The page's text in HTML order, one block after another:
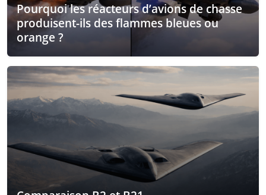
Pourquoi les réacteurs d’avions de chasse
produisent-ils des flammes bleues ou
orange ?